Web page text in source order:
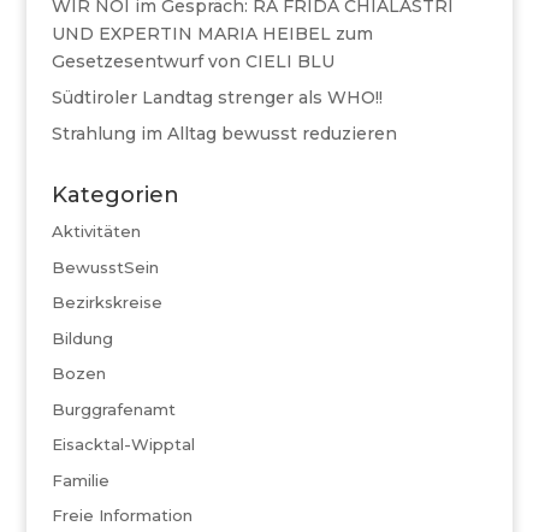
WIR NOI im Gespräch: RA FRIDA CHIALASTRI
UND EXPERTIN MARIA HEIBEL zum
Gesetzesentwurf von CIELI BLU
Südtiroler Landtag strenger als WHO!!
Strahlung im Alltag bewusst reduzieren
Kategorien
Aktivitäten
BewusstSein
Bezirkskreise
Bildung
Bozen
Burggrafenamt
Eisacktal-Wipptal
Familie
Freie Information